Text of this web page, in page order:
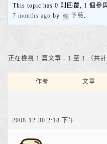
This topic has 0 則回覆, 1 個參
7 months ago by 予慈.
正在檢視 1 篇文章 - 1 至 1 （共計
作者 文章
2008-12-30 2:18 下午